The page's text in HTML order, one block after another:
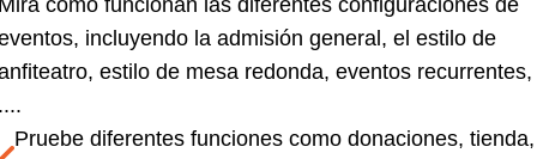
cómo funcionan las diferentes configuraciones de
incluyendo la admisión general, el estilo de
estilo de mesa redonda, eventos recurrentes,
Pruebe diferentes funciones como donaciones, tienda,